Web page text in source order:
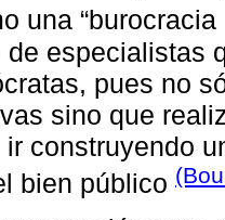
una
de especialistas
pues no
sino que
construyendo
bien público